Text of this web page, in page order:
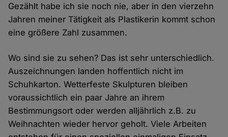
Gezählt habe ich sie noch nie, aber in den vierzehn
Jahren meiner Tätigkeit als Plastikerin kommt schon
eine größere Zahl zusammen.
Wo sind sie zu sehen? Das ist sehr unterschiedlich.
Auszeichnungen landen hoffentlich nicht im
Schuhkarton. Wetterfeste Skulpturen bleiben
voraussichtlich ein paar Jahre an ihrem
Bestimmungsort oder werden alljährlich z.B. zu
Weihnachten wieder hervor geholt. Viele Arbeiten